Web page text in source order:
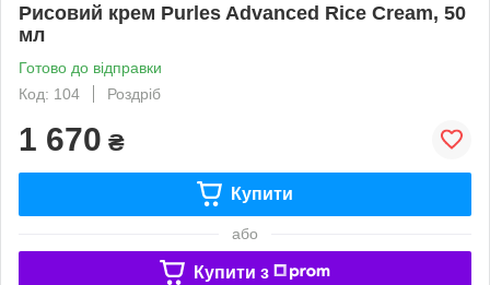
Рисовий крем Purles Advanced Rice Cream, 50
мл
Готово до відправки
Код: 104
Роздріб
1 670 ₴
Купити
або
Купити з